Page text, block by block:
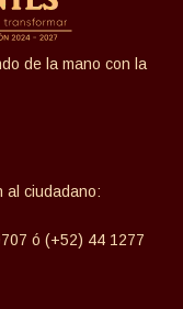
de la mano con la
al ciudadano:
ó (+52) 44 1277